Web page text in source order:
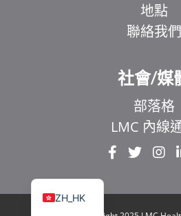
地點
聯絡我們
社會/媒
部落格
LMC 內線
ZH_HK